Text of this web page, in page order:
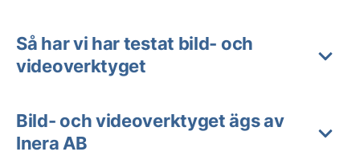
Så har vi har testat bild- och
videoverktyget
Bild- och videoverktyget ägs av
Inera AB